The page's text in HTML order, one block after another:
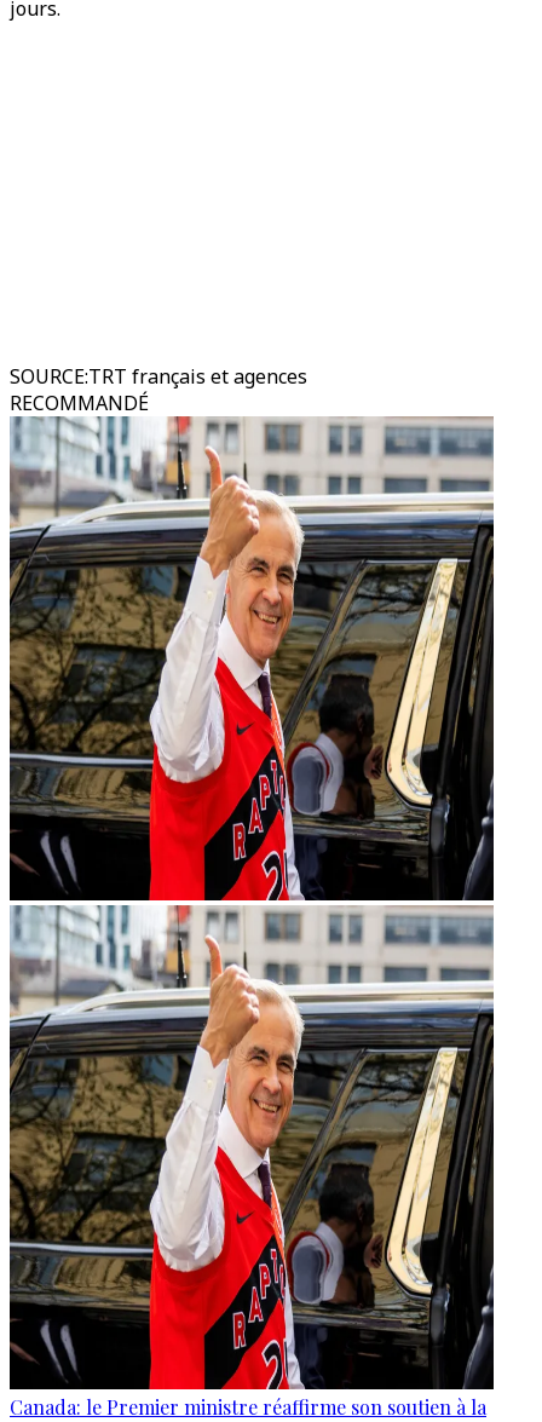
jours.
SOURCE:TRT français et agences
RECOMMANDÉ
Canada: le Premier ministre réaffirme son soutien à la